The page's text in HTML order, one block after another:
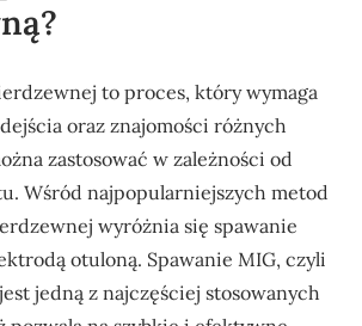
to proces, który wymaga
oraz znajomości różnych
zastosować w zależności od
Wśród najpopularniejszych metod
wyróżnia się spawanie
otuloną. Spawanie MIG, czyli
jedną z najczęściej stosowanych